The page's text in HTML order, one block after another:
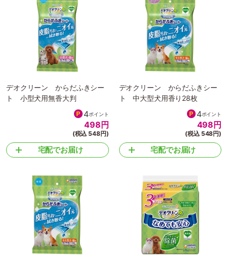
デオクリーン からだふきシー
ト 小型犬用無香大判
4ポイント
498 円
(税込 548円)
宅配でお届け
デオクリーン からだふきシー
ト 中大型犬用香り28枚
4ポイント
498 円
(税込 548円)
宅配でお届け